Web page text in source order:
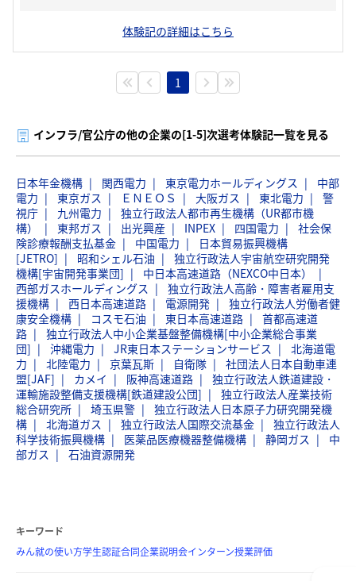
体験記の詳細はこちら
1
インフラ/官公庁の他の企業の[1-5]次選考体験記一覧を見る
日本年金機構 関西電力 東京電力ホールディングス
中部
電力
東京ガス ＥＮＥＯＳ 大阪ガス 東北電力
警
視庁
九州電力
独立行政法人都市再生機構（UR都市機
構）
東邦ガス 出光興産 INPEX 四国電力
社会保
険診療報酬支払基金
中国電力
日本貿易振興機構
[JETRO]
昭和シェル石油
独立行政法人宇宙航空研究開発
機構[宇宙開発事業団]
中日本高速道路（NEXCO中日本）
西部ガスホールディングス
独立行政法人高齢・障害者雇用支
援機構
西日本高速道路 電源開発
独立行政法人労働者健
康安全機構
コスモ石油 東日本高速道路
首都高速道
路
独立行政法人中小企業基盤整備機構[中小企業総合事業
団]
沖縄電力 JR東日本ステーションサービス
北海道電
力
北陸電力 京葉瓦斯 自衛隊
社団法人日本自動車連
盟[JAF]
カメイ 阪神高速道路
独立行政法人鉄道建設・
運輸施設整備支援機構[鉄道建設公団]
独立行政法人産業技術
総合研究所
埼玉県警
独立行政法人日本原子力研究開発機
構
北海道ガス 独立行政法人国際交流基金
独立行政法人
科学技術振興機構
医薬品医療機器整備機構 静岡ガス
中
部ガス
石油資源開発
キーワード
みん就の使い方学生認証合同企業説明会インターン授業評価